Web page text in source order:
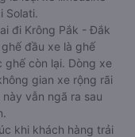
Solati.
đi Krông Pắk - Đắk
đầu xe là ghế
còn lại. Dòng xe
gian xe rộng rãi
vẫn ngã ra sau
khi khách hàng trải